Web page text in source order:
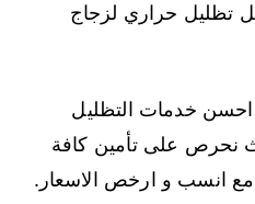
تظليل حراري لزجاج
خدمات التظليل
نحرص على تأمين كافة
مع انسب و ارخص الاسعار.